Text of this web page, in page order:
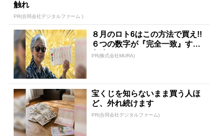
触れ
PR(合同会社デジタルファーム )
８月のロト6はこの方法で買え!!
６つの数字が『完全一致』する
方法
PR(株式会社MURA)
宝くじを知らないまま買う人ほ
ど、外れ続けます
PR(合同会社デジタルファーム)